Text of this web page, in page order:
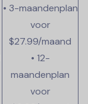
• 3-maandenplan
voor
$27.99/maand
• 12-
maandenplan
voor